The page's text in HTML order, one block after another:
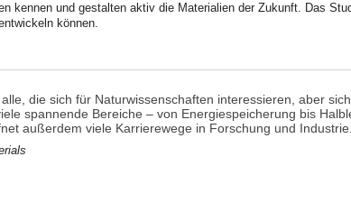
kennen und gestalten aktiv die Materialien der Zukunft. Das
können.
die sich für Naturwissenschaften interessieren, aber
spannende Bereiche – von Energiespeicherung bis
außerdem viele Karrierewege in Forschung und Industrie.